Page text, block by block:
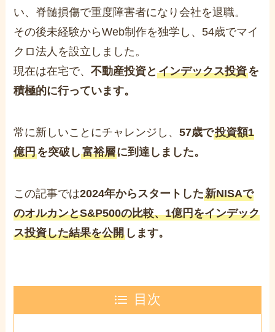
い、脊髄損傷で重度障害者になり会社を退職。
その後未経験からWeb制作を独学し、54歳でマイ
クロ法人を設立しました。
現在は在宅で、不動産投資とインデックス投資を
積極的に行っています。
常に新しいことにチャレンジし、57歳で投資額1
億円を突破し富裕層に到達しました。
この記事では2024年からスタートした新NISAで
のオルカンとS&P500の比較、1億円をインデック
ス投資した結果を公開 します。
目次